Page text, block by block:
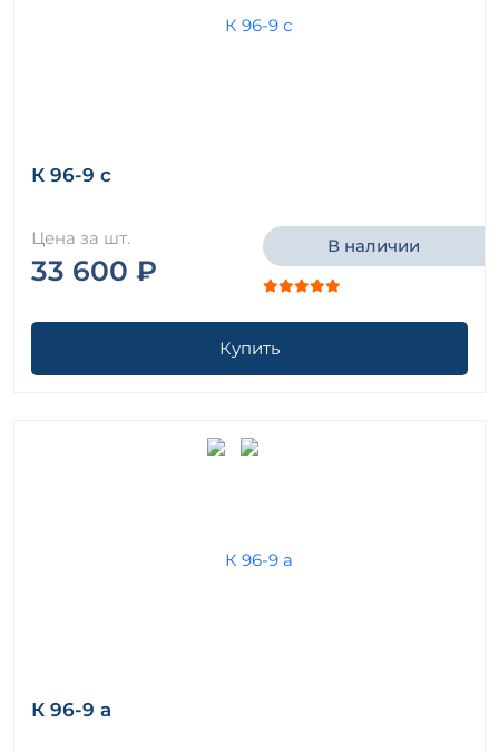
К 96-9 с
Цена за шт.
33 600 ₽
В наличии
Купить
К 96-9 а